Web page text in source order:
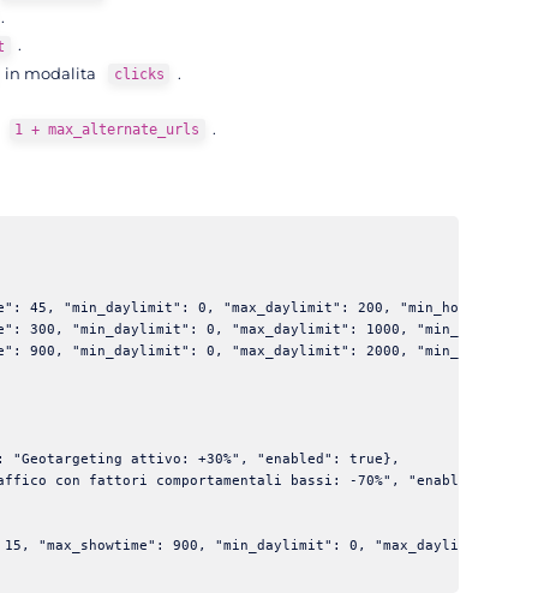
.
.
in modalita
clicks .
1 + max_alternate_urls .
45, "min_daylimit": 0, "max_daylimit": 200,
300, "min_daylimit": 0, "max_daylimit": 1000,
900, "min_daylimit": 0, "max_daylimit": 2000,
attivo: +30%", "enabled": true},
con fattori comportamentali bassi: -70%", "enabled":
"max_showtime": 900, "min_daylimit": 0, "max_daylimit":